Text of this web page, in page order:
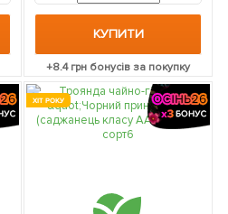
КУПИТИ
+8.4грн бонусів за покупку
ХІТ РОКУ